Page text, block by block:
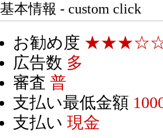
基本情報 - custom click
お勧め度
広告数 多
審査 普
支払い最低金額
支払い 現金